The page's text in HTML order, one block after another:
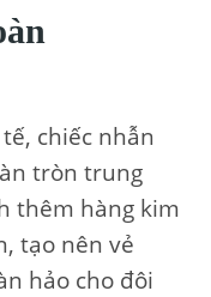
chiếc nhẫn
tròn trung
thêm hàng kim
tạo nên vẻ
hảo cho đôi